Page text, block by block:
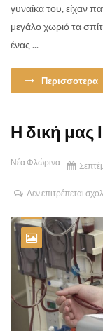
γυναίκα του, είχαν
μεγάλο χωριό τα
ένας ...
Περισσοτερα
Η δική μας
Νέα Φλώρινα
Δεν επιτρέπεται